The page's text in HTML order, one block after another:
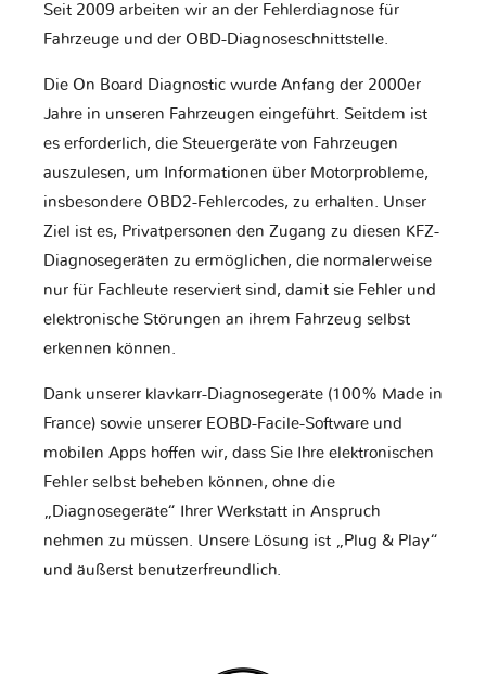
Seit 2009 arbeiten wir an der Fehlerdiagnose für
Fahrzeuge und der OBD-Diagnoseschnittstelle.
Die On Board Diagnostic wurde Anfang der 2000er
Jahre in unseren Fahrzeugen eingeführt. Seitdem ist
es erforderlich, die Steuergeräte von Fahrzeugen
auszulesen, um Informationen über Motorprobleme,
insbesondere OBD2-Fehlercodes, zu erhalten. Unser
Ziel ist es, Privatpersonen den Zugang zu diesen KFZ-
Diagnosegeräten zu ermöglichen, die normalerweise
nur für Fachleute reserviert sind, damit sie Fehler und
elektronische Störungen an ihrem Fahrzeug selbst
erkennen können.
Dank unserer klavkarr-Diagnosegeräte (100% Made in
France) sowie unserer EOBD-Facile-Software und
mobilen Apps hoffen wir, dass Sie Ihre elektronischen
Fehler selbst beheben können, ohne die
„Diagnosegeräte“ Ihrer Werkstatt in Anspruch
nehmen zu müssen. Unsere Lösung ist „Plug & Play“
und äußerst benutzerfreundlich.